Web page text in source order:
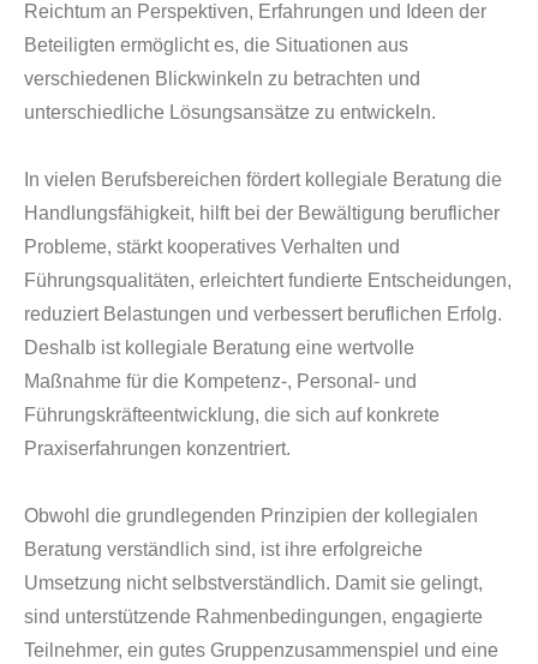
Reichtum an Perspektiven, Erfahrungen und Ideen der
Beteiligten ermöglicht es, die Situationen aus
verschiedenen Blickwinkeln zu betrachten und
unterschiedliche Lösungsansätze zu entwickeln.
In vielen Berufsbereichen fördert kollegiale Beratung die
Handlungsfähigkeit, hilft bei der Bewältigung beruflicher
Probleme, stärkt kooperatives Verhalten und
Führungsqualitäten, erleichtert fundierte Entscheidungen,
reduziert Belastungen und verbessert beruflichen Erfolg.
Deshalb ist kollegiale Beratung eine wertvolle
Maßnahme für die Kompetenz-, Personal- und
Führungskräfteentwicklung, die sich auf konkrete
Praxiserfahrungen konzentriert.
Obwohl die grundlegenden Prinzipien der kollegialen
Beratung verständlich sind, ist ihre erfolgreiche
Umsetzung nicht selbstverständlich. Damit sie gelingt,
sind unterstützende Rahmenbedingungen, engagierte
Teilnehmer, ein gutes Gruppenzusammenspiel und eine